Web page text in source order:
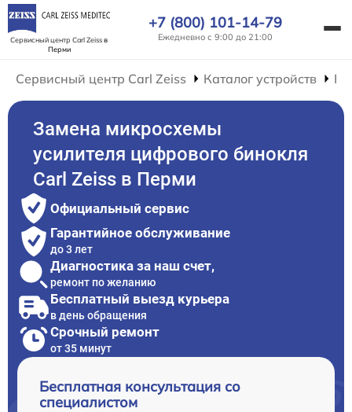
Сервисный центр Carl Zeissв
Перми
+7 (800) 101-14-79
Ежедневно с 9:00 до 21:00
Сервисный центр Carl Zeiss Каталог устройств
Замена микросхемы
усилителя цифрового бинокля
Carl Zeiss в Перми
Официальный сервис
Гарантийное обслуживание
до 3 лет
Диагностика за наш счет,
ремонт по желанию
Бесплатный выезд курьера
в день обращения
Срочный ремонт
от 35 минут
Бесплатная консультация со
специалистом